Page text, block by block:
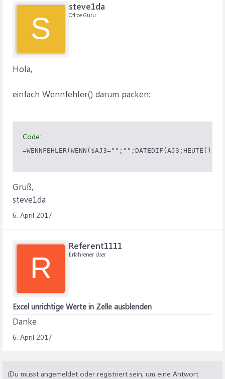
S
steve1da
Office Guru
Hola,
einfach Wennfehler() darum packen:
Code:
Gruß,
steve1da
6. April 2017
R
Referent1111
Erfahrener User
Excel unrichtige Werte in Zelle ausblenden
Danke
6. April 2017
(Du musst angemeldet oder registriert sein, um eine Antwort